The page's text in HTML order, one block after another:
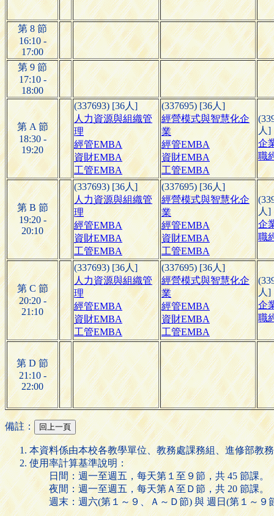
第 8 節
16:10 -
17:00
第 9 節
17:10 -
18:00
第 A 節
18:30 -
19:20
(337693) [36人]
人力資源與組織管
理
經管EMBA
資財EMBA
工管EMBA
(337695) [36人]
經營模式與智慧化企
業
經管EMBA
資財EMBA
工管EMBA
人]
企
職
第 B 節
19:20 -
20:10
(337693) [36人]
人力資源與組織管
理
經管EMBA
資財EMBA
工管EMBA
(337695) [36人]
經營模式與智慧化企
業
經管EMBA
資財EMBA
工管EMBA
人]
企
職
第 C 節
20:20 -
21:10
(337693) [36人]
人力資源與組織管
理
經管EMBA
資財EMBA
工管EMBA
(337695) [36人]
經營模式與智慧化企
業
經管EMBA
資財EMBA
工管EMBA
人]
企
職
第 D 節
21:10 -
22:00
備註：
本資料係由本校各教學單位、教務處課務組、進修部教
使用率計算基準說明：
日間：週一至週五，每天第１至９節，共 45 節課。
夜間：週一至週五，每天第Ａ至Ｄ節，共 20 節課。
週末：週六(第１～９、Ａ～Ｄ節) 與 週日(第１～９